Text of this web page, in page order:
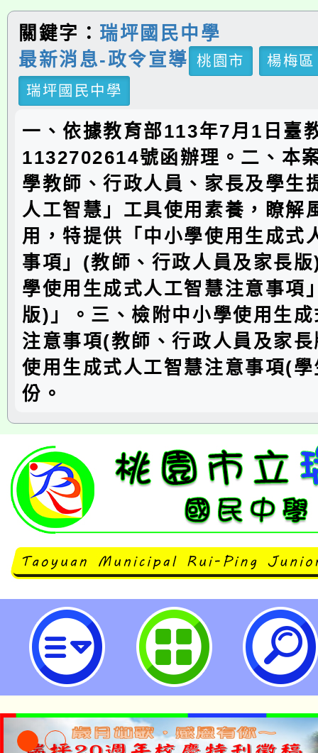
關鍵字： 瑞坪國民中學
最新消息-政令宣導
桃園市
楊梅區
瑞坪國民中學
一、依據教育部113年7月1日臺
1132702614號函辦理。二、本
學教師、行政人員、家長及學生
人工智慧」工具使用素養，瞭解
用，特提供「中小學使用生成式
事項」(教師、行政人員及家長
學使用生成式人工智慧注意事項
版)」。三、檢附中小學使用生
注意事項(教師、行政人員及家
使用生成式人工智慧注意事項(
份。
neilrpjhstyc網站設計者：徐嘉